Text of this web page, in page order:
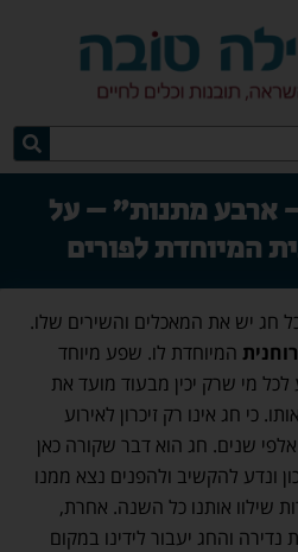
ארבע מתנות" – על
המיוחדת לפורים
חג יש את המאכלים והשירים שלו.
המיוחדת לו. שפע מיוחד
מי שרק יכין מבעוד מועד את
כי חג אינו רק זיכרון לאירוע
שנים. חג הוא דבר שקורה כאן
ונדע להקשיב ולהפנים נצא ממנו
שילוו אותנו כל השנה. אחרת,
והחג יעבור לידינו במקום